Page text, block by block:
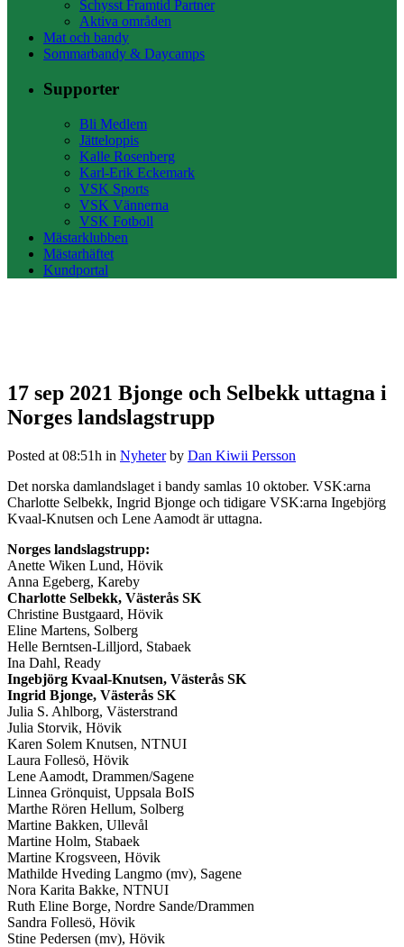
Schysst Framtid Partner
Aktiva områden
Mat och bandy
Sommarbandy & Daycamps
Supporter
Bli Medlem
Jätteloppis
Kalle Rosenberg
Karl-Erik Eckemark
VSK Sports
VSK Vännerna
VSK Fotboll
Mästarklubben
Mästarhäftet
Kundportal
17 sep 2021 Bjonge och Selbekk uttagna i
Norges landslagstrupp
Posted at 08:51h in Nyheter by Dan Kiwii Persson
Det norska damlandslaget i bandy samlas 10 oktober. VSK:arna
Charlotte Selbekk, Ingrid Bjonge och tidigare VSK:arna Ingebjörg
Kvaal-Knutsen och Lene Aamodt är uttagna.
Norges landslagstrupp:
Anette Wiken Lund, Hövik
Anna Egeberg, Kareby
Charlotte Selbekk, Västerås SK
Christine Bustgaard, Hövik
Eline Martens, Solberg
Helle Berntsen-Lilljord, Stabaek
Ina Dahl, Ready
Ingebjörg Kvaal-Knutsen, Västerås SK
Ingrid Bjonge, Västerås SK
Julia S. Ahlborg, Västerstrand
Julia Storvik, Hövik
Karen Solem Knutsen, NTNUI
Laura Follesö, Hövik
Lene Aamodt, Drammen/Sagene
Linnea Grönquist, Uppsala BoIS
Marthe Rören Hellum, Solberg
Martine Bakken, Ullevål
Martine Holm, Stabaek
Martine Krogsveen, Hövik
Mathilde Hveding Langmo (mv), Sagene
Nora Karita Bakke, NTNUI
Ruth Eline Borge, Nordre Sande/Drammen
Sandra Follesö, Hövik
Stine Pedersen (mv), Hövik